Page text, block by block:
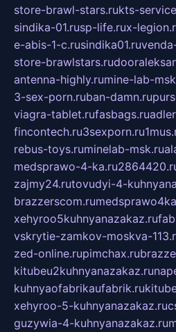
store-brawl-stars.rukts-
sindika-01.rusp-life.rux-
e-abis-1-c.rusindika01.ru
store-brawlstars.ru
antenna-highly.rumine-lab-
3-sex-porn.ruban-damn.ru
viagra-tablet.rufasbags.ru
fincontech.ru3sexporn.ru
rebus-toys.ruminelab-msk.ru
medsprawo-4-ka.ru
zajmy24.rutovudyi-4-
brazzerscom.ru
xehyroo5kuhnyanazakaz.ru
vskrytie-zamkov-moskva-
zed-online.rupimchax.ru
kitubeu2kuhnyanazakaz.ru
kuhnyaofabrikaufabrik.ru
xehyroo-5-kuhnyanazakaz.ru
guzywia-4-kuhnyanazakaz.ru